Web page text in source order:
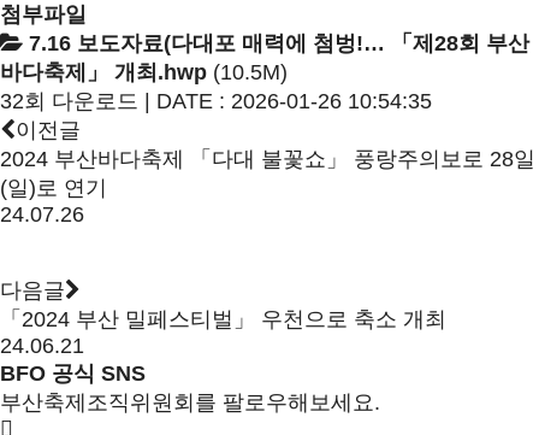
첨부파일
7.16 보도자료(다대포 매력에 첨벙!… 「제28회 부산
바다축제」 개최.hwp (10.5M)
32회 다운로드 | DATE : 2026-01-26 10:54:35
이전글
2024 부산바다축제 「다대 불꽃쇼」 풍랑주의보로 28일
(일)로 연기
24.07.26
다음글
「2024 부산 밀페스티벌」 우천으로 축소 개최
24.06.21
BFO 공식 SNS
부산축제조직위원회를 팔로우해보세요.